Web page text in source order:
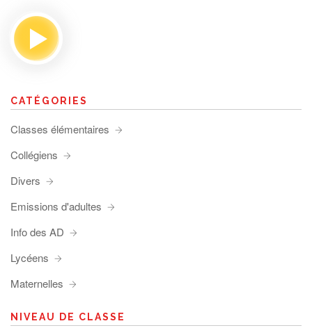
CATÉGORIES
Classes élémentaires
Collégiens
Divers
Emissions d'adultes
Info des AD
Lycéens
Maternelles
NIVEAU DE CLASSE